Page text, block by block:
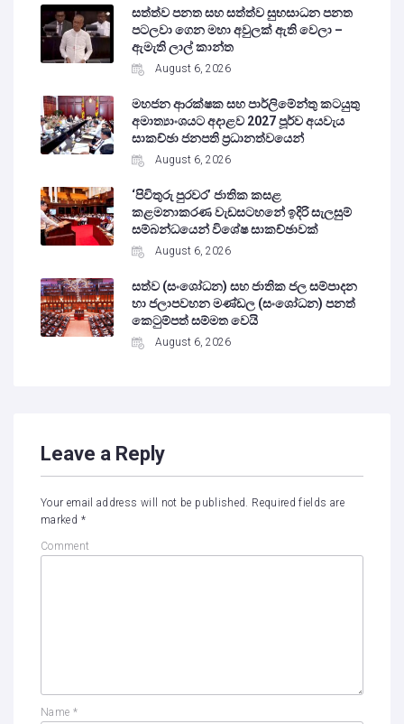
සත්ත්ව පනත සහ සත්ත්ව සුභසාධන පනත
පටලවා ගෙන මහා අවුලක් ඇති වෙලා –
ඇමැති ලාල් කාන්ත
August 6, 2026
මහජන ආරක්ෂක සහ පාර්ලිමේන්තු කටයුතු
අමාත්‍යාංශයට අදාළව 2027 පූර්ව අයවැය
සාකච්ඡා ජනපති ප්‍රධානත්වයෙන්
August 6, 2026
‘පිවිතුරු පුරවර’ ජාතික කසළ
කළමනාකරණ වැඩසටහනේ ඉදිරි සැලසුම්
සම්බන්ධයෙන් විශේෂ සාකච්ඡාවක්
August 6, 2026
සත්ව (සංශෝධන) සහ ජාතික ජල සම්පාදන
හා ජලාපවහන මණ්ඩල (සංශෝධන) පනත්
කෙටුම්පත් සම්මත වෙයි
August 6, 2026
Leave a Reply
Your email address will not be published.
Required fields are
marked *
Comment
Name *